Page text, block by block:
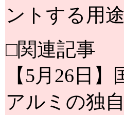
ントする用
□関連記事
【5月26日
アルミの独